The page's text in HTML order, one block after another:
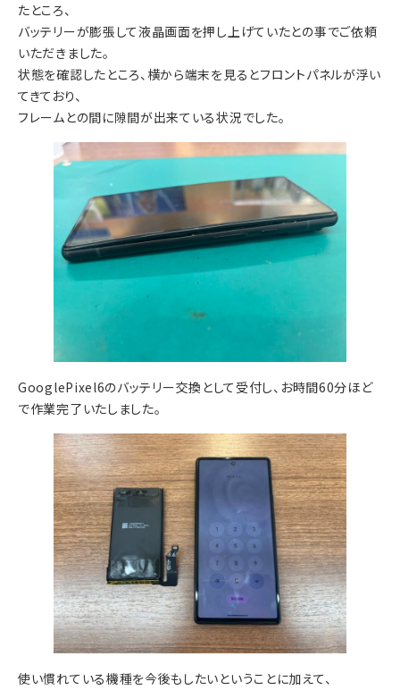
たところ、
バッテリーが膨張して液晶画面を押し上げていたとの事でご依頼
いただきました。
状態を確認したところ、横から端末を見るとフロントパネルが浮い
てきており、
フレームとの間に隙間が出来ている状況でした。
GooglePixel6のバッテリー交換として受付し、お時間60分ほど
で作業完了いたしました。
使い慣れている機種を今後もしたいということに加えて、